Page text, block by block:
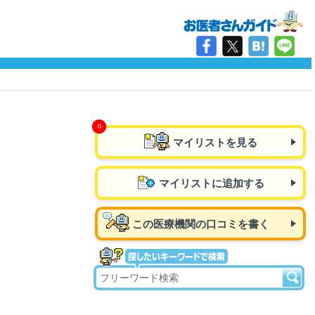
マイリストを見る
マイリストに追加する
この医療機関の口コミを書く